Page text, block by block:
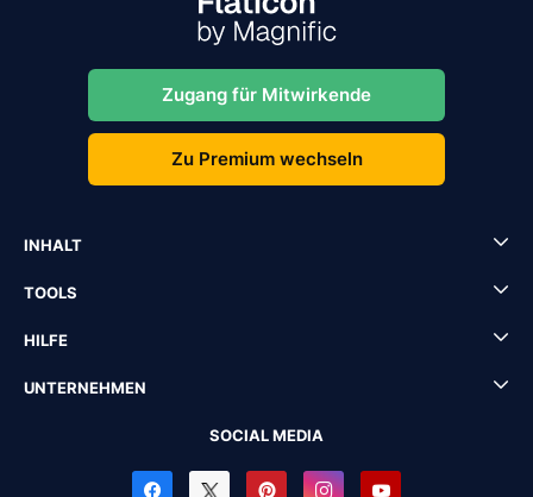
Zugang für Mitwirkende
Zu Premium wechseln
INHALT
TOOLS
HILFE
UNTERNEHMEN
SOCIAL MEDIA